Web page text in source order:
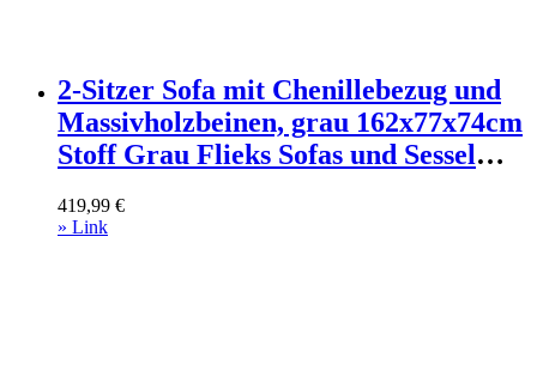
2-Sitzer Sofa mit Chenillebezug und
Massivholzbeinen, grau 162x77x74cm
Stoff Grau Flieks Sofas und Sessel
419,99 €
» Link